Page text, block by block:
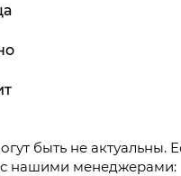
быть не актуальны.
с нашими менеджерами: